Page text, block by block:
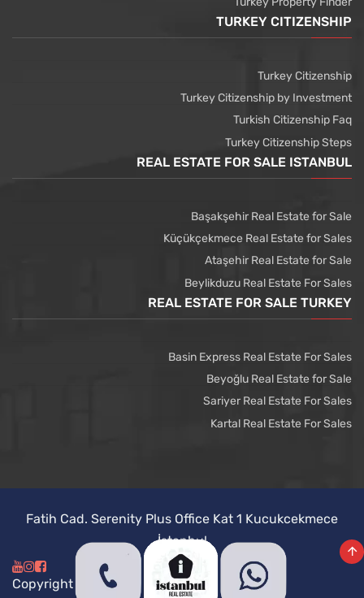
TURKEY CITIZENSHIP
Turkey Citizenship
Turkey Citizenship by Investment
Turkish Citizenship Faq
Turkey Citizenship Steps
REAL ESTATE FOR SALE ISTANBUL
Başakşehir Real Estate for Sale
Küçükçekmece Real Estate for Sales
Ataşehir Real Estate for Sale
Beylikduzu Real Estate For Sales
REAL ESTATE FOR SALE TURKEY
Basin Express Real Estate For Sales
Beyoğlu Real Estate for Sale
Sariyer Real Estate For Sales
Kartal Real Estate For Sales
Fatih Cad. Serenity Plus Office Kat 1 Kucukcekmece
İstanbul
Copyright @ Istanbul Real Estate